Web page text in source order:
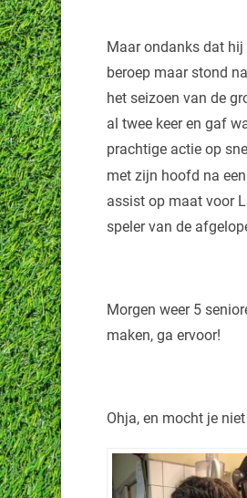
Maar ondanks dat
beroep maar stond
het seizoen van de
al twee keer en gaf
prachtige actie op
met zijn hoofd na
assist op maat voor
speler van de
Morgen weer 5
maken, ga ervoor!
Ohja, en mocht je